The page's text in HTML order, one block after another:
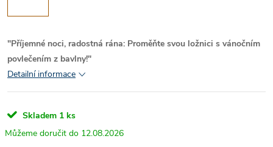
"Příjemné noci, radostná rána: Proměňte svou ložnici s vánočním
povlečením z bavlny!"
Detailní informace
Skladem 1 ks
12.08.2026